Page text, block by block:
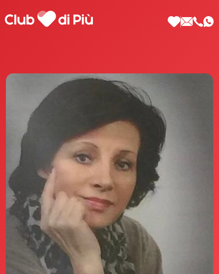
Scopri Club di Più
Le testimonianze Club di Più
La fondatrice Valeria Pilla
Annunci Donne
Agenzia matrimoniale Club di Più
Love Notebook
Il libro Donna di Cuori
Quanto costa Club di Più
Love Academy
Domande Frequenti
Impegno Sociale